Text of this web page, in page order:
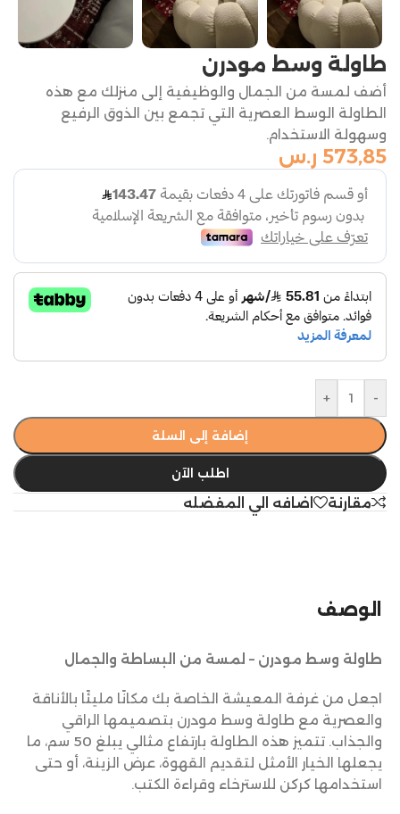
طاولة وسط مودرن
أضف لمسة من الجمال والوظيفية إلى منزلك مع هذه
الطاولة الوسط العصرية التي تجمع بين الذوق الرفيع
وسهولة الاستخدام.
573,85 ر.س
-
+
إضافة إلى السلة
اطلب الآن
مقارنة اضافه الي المفضله
الوصف
طاولة وسط مودرن – لمسة من البساطة والجمال
اجعل من غرفة المعيشة الخاصة بك مكانًا مليئًا بالأناقة
والعصرية مع طاولة وسط مودرن بتصميمها الراقي
والجذاب. تتميز هذه الطاولة بارتفاع مثالي يبلغ 50 سم، ما
يجعلها الخيار الأمثل لتقديم القهوة، عرض الزينة، أو حتى
استخدامها كركن للاسترخاء وقراءة الكتب.